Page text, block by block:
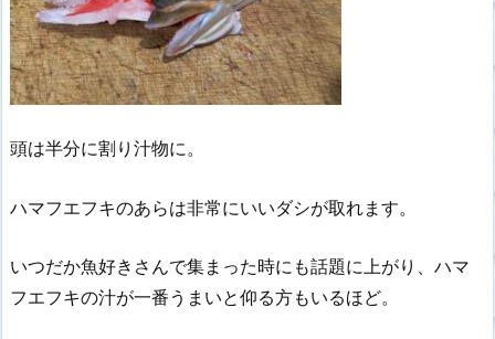
頭は半分に割り汁物に。
ハマフエフキのあらは非常にいいダシが取れます。
いつだか魚好きさんで集まった時にも話題に上がり、ハマ
フエフキの汁が一番うまいと仰る方もいるほど。